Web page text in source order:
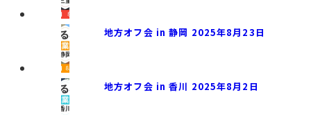
地方オフ会 in 静岡 2025年8月23日
地方オフ会 in 香川 2025年8月2日